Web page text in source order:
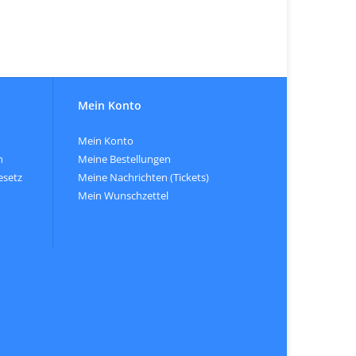
Mein Konto
Mein Konto
Meine Bestellungen
Meine Nachrichten (Tickets)
Mein Wunschzettel